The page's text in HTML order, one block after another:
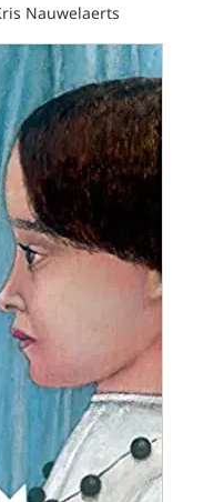
Nauwelaerts